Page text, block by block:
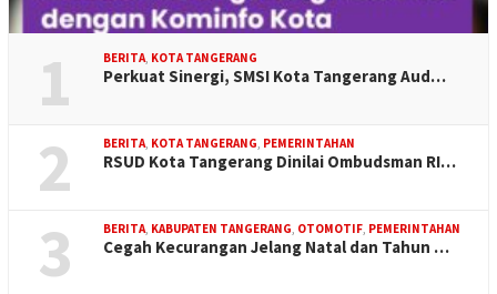
1 BERITA, KOTA TANGERANG
Perkuat Sinergi, SMSI Kota Tangerang Aud…
2 BERITA, KOTA TANGERANG, PEMERINTAHAN
RSUD Kota Tangerang Dinilai Ombudsman RI…
3 BERITA, KABUPATEN TANGERANG, OTOMOTIF, PEMERINTAHAN
Cegah Kecurangan Jelang Natal dan Tahun …